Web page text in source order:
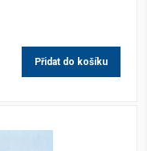
Přidat do košíku